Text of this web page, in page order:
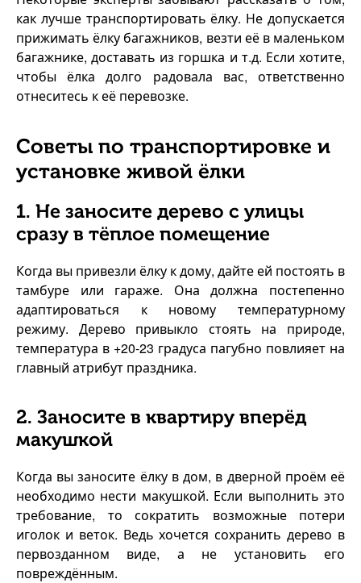
как лучше транспортировать ёлку. Не допускается
прижимать ёлку багажников, везти её в маленьком
багажнике, доставать из горшка и т.д. Если хотите,
чтобы ёлка долго радовала вас, ответственно
отнеситесь к её перевозке.
Советы по транспортировке и
установке живой ёлки
1. Не заносите дерево с улицы
сразу в тёплое помещение
Когда вы привезли ёлку к дому, дайте ей постоять в
тамбуре или гараже. Она должна постепенно
адаптироваться к новому температурному
режиму. Дерево привыкло стоять на природе,
температура в +20-23 градуса пагубно повлияет на
главный атрибут праздника.
2. Заносите в квартиру вперёд
макушкой
Когда вы заносите ёлку в дом, в дверной проём её
необходимо нести макушкой. Если выполнить это
требование, то сократить возможные потери
иголок и веток. Ведь хочется сохранить дерево в
первозданном виде, а не установить его
повреждённым.